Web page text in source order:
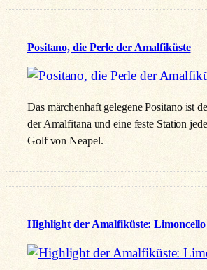
Positano, die Perle der Amalfiküste
Das märchenhaft gelegene Positano ist
der Amalfitana und eine feste Station
Golf von Neapel.
Highlight der Amalfiküste: Limoncello